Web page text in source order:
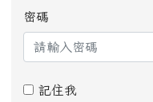
密碼
記住我